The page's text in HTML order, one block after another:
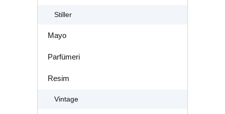
Stiller
Mayo
Parfümeri
Resim
Vintage